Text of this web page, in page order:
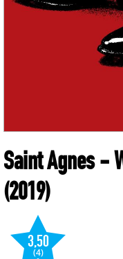
Saint Agnes-
(2019)
3,50
(4)